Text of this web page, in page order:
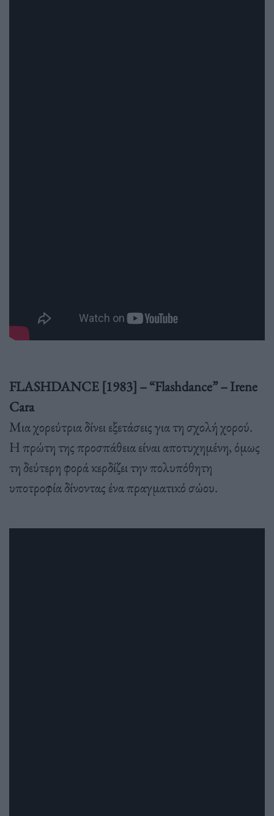
FLASHDANCE [1983] – “Flashdance” – Irene
Cara
Μια χορεύτρια δίνει εξετάσεις για τη σχολή χορού.
Η πρώτη της προσπάθεια είναι αποτυχημένη, όμως
τη δεύτερη φορά κερδίζει την πολυπόθητη
υποτροφία δίνοντας ένα πραγματικό σώου.